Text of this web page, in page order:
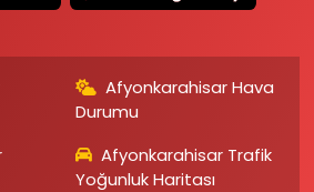
Afyonkarahisar Hava
Durumu
Afyonkarahisar Trafik
Yoğunluk Haritası